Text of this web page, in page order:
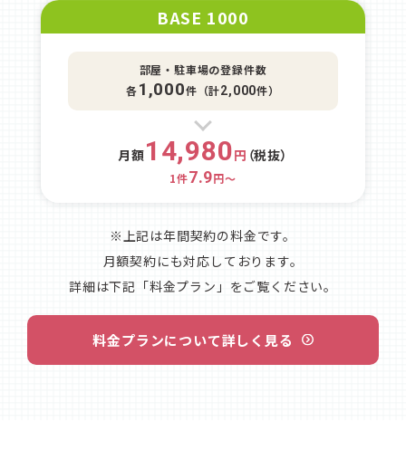
BASE 1000
部屋・駐車場の登録件数
各1,000件（計2,000件）
月額14,980円 （税抜）
1件7.9円～
※上記は年間契約の料金です。
月額契約にも対応しております。
詳細は下記「料金プラン」をご覧ください。
料金プランについて詳しく見る